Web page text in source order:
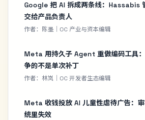
Google 把 AI 拆成两条线：Hassabis
交给产品负责人
作者：陈墨｜OC 产业与资本编辑
Meta 用持久子 Agent 重做编码工具
争的不是单次补丁
作者：林岚｜OC 开发者生态编辑
Meta 收钱投放 AI 儿童性虐待广告：
统里失效